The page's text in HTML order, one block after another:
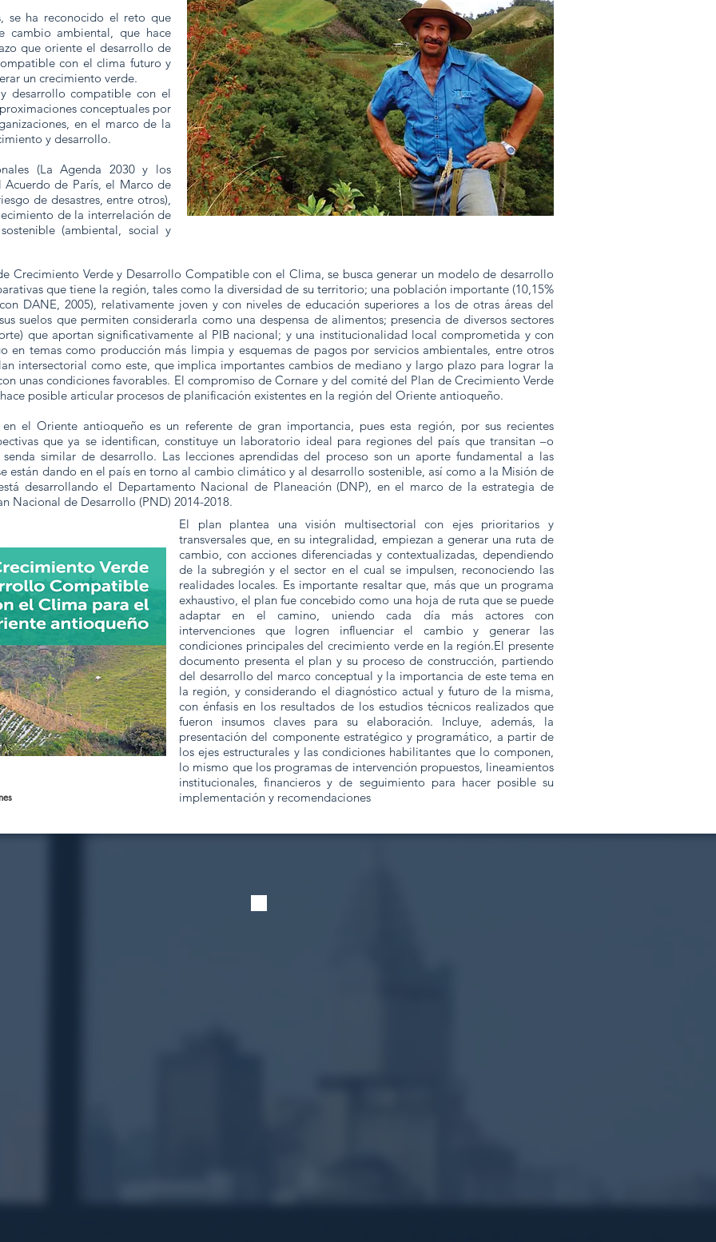
se ha reconocido el reto que
cambio ambiental, que hace
que oriente el desarrollo de
con el clima futuro y
un crecimiento verde.
desarrollo compatible con el
conceptuales por
en el marco de la
y desarrollo.
(La Agenda 2030 y los
de París, el Marco de
de desastres, entre otros),
de la interrelación de
(ambiental, social y
Crecimiento Verde y Desarrollo Compatible con el Clima, se busca generar un modelo de desarrollo
que tiene la región, tales como la diversidad de su territorio; una población importante (10,15%
DANE, 2005), relativamente joven y con niveles de educación superiores a los de otras áreas del
suelos que permiten considerarla como una despensa de alimentos; presencia de diversos sectores
que aportan significativamente al PIB nacional; y una institucionalidad local comprometida y con
en temas como producción más limpia y esquemas de pagos por servicios ambientales, entre otros
intersectorial como este, que implica importantes cambios de mediano y largo plazo para lograr la
unas condiciones favorables. El compromiso de Cornare y del comité del Plan de Crecimiento Verde
posible articular procesos de planificación existentes en la región del Oriente antioqueño.
el Oriente antioqueño es un referente de gran importancia, pues esta región, por sus recientes
que ya se identifican, constituye un laboratorio ideal para regiones del país que transitan –o
similar de desarrollo. Las lecciones aprendidas del proceso son un aporte fundamental a las
están dando en el país en torno al cambio climático y al desarrollo sostenible, así como a la Misión de
desarrollando el Departamento Nacional de Planeación (DNP), en el marco de la estrategia de
Nacional de Desarrollo (PND) 2014-2018.
El plan plantea una visión multisectorial con ejes prioritarios y
transversales que, en su integralidad, empiezan a generar una ruta de
cambio, con acciones diferenciadas y contextualizadas, dependiendo
de la subregión y el sector en el cual se impulsen, reconociendo las
realidades locales. Es importante resaltar que, más que un programa
exhaustivo, el plan fue concebido como una hoja de ruta que se puede
adaptar en el camino, uniendo cada día más actores con
intervenciones que logren influenciar el cambio y generar las
condiciones principales del crecimiento verde en la región.El presente
documento presenta el plan y su proceso de construcción, partiendo
del desarrollo del marco conceptual y la importancia de este tema en
la región, y considerando el diagnóstico actual y futuro de la misma,
con énfasis en los resultados de los estudios técnicos realizados que
fueron insumos claves para su elaboración. Incluye, además, la
presentación del componente estratégico y programático, a partir de
los ejes estructurales y las condiciones habilitantes que lo componen,
lo mismo que los programas de intervención propuestos, lineamientos
institucionales, financieros y de seguimiento para hacer posible su
implementación y recomendaciones
votos, Calificaciones